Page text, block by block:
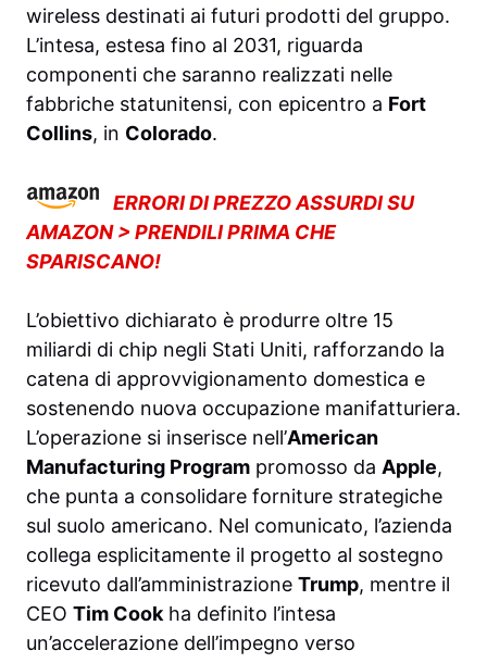
wireless destinati ai futuri prodotti del gruppo.
L’intesa, estesa fino al 2031, riguarda
componenti che saranno realizzati nelle
fabbriche statunitensi, con epicentro a Fort
Collins, in Colorado.
ERRORI DI PREZZO ASSURDI SU
AMAZON > PRENDILI PRIMA CHE
SPARISCANO!
L’obiettivo dichiarato è produrre oltre 15
miliardi di chip negli Stati Uniti, rafforzando la
catena di approvvigionamento domestica e
sostenendo nuova occupazione manifatturiera.
L’operazione si inserisce nell’American
Manufacturing Program promosso da Apple,
che punta a consolidare forniture strategiche
sul suolo americano. Nel comunicato, l’azienda
collega esplicitamente il progetto al sostegno
ricevuto dall’amministrazione Trump, mentre il
CEO Tim Cook ha definito l’intesa
un’accelerazione dell’impegno verso